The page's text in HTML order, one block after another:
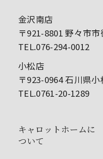
金沢南店
〒921-8801 野々市
TEL.076-294-0012
小松店
〒923-0964 石川県
TEL.0761-20-1289
キャロットホームに
ついて